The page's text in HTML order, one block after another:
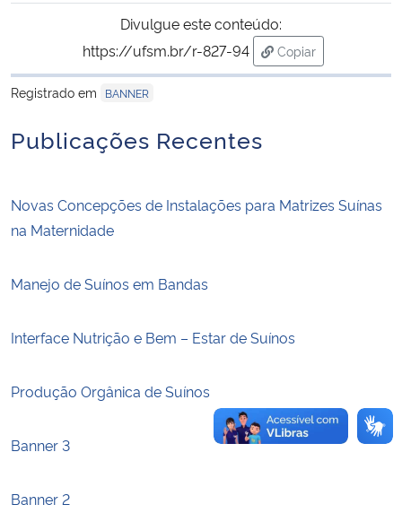
Ministério da Saúde
Ministério da Ciência, Tecnologia, Inovações e Comunicações
Ministério do Meio Ambiente
Controladoria-Geral da União
Ministério da Mulher, da Família e dos Direitos Humanos
Secretaria-Geral
Divulgue este conteúdo:
https://ufsm.br/r-827-94
Copiar
para área de
Registrado em
BANNER
Publicações Recentes
Novas Concepções de Instalações para Matrizes Suínas
na Maternidade
Manejo de Suínos em Bandas
Interface Nutrição e Bem – Estar de Suínos
Produção Orgânica de Suínos
Banner 3
Banner 2